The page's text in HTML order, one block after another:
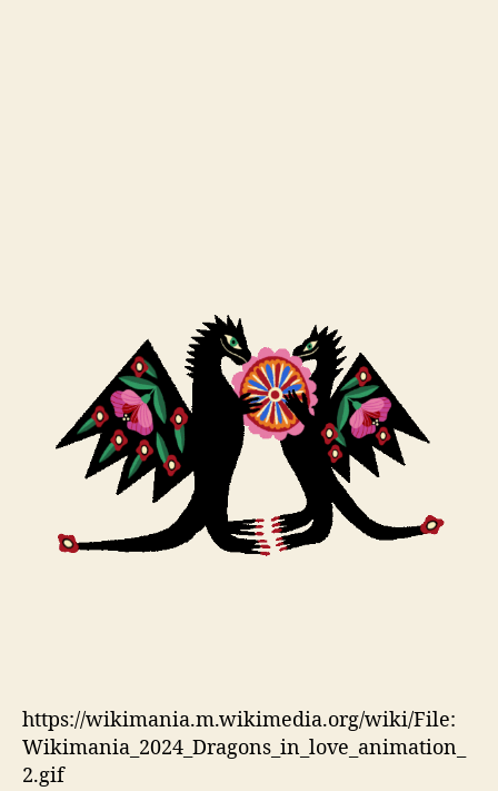
https://wikimania.m.wikimedia.org/wiki/File:
Wikimania_2024_Dragons_in_love_animation_
2.gif